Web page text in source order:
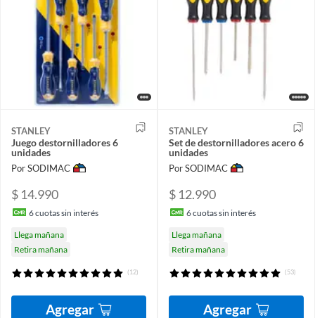
STANLEY
Juego destornilladores 6
unidades
Por SODIMAC
$ 14.990
6cuotas sin interés
Llega mañana
Retira mañana
(12)
Agregar
STANLEY
Set de destornilladores acero 6
unidades
Por SODIMAC
$ 12.990
6cuotas sin interés
Llega mañana
Retira mañana
(53)
Agregar